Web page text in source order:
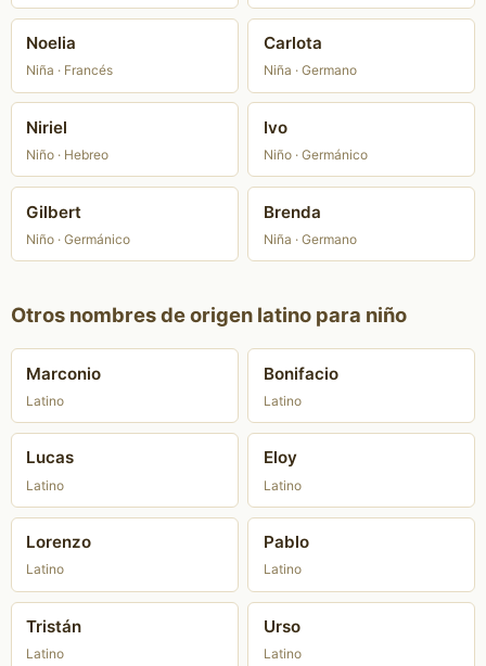
Noelia
Niña · Francés
Carlota
Niña · Germano
Niriel
Niño · Hebreo
Ivo
Niño · Germánico
Gilbert
Niño · Germánico
Brenda
Niña · Germano
Otros nombres de origen latino para niño
Marconio
Latino
Bonifacio
Latino
Lucas
Latino
Eloy
Latino
Lorenzo
Latino
Pablo
Latino
Tristán
Latino
Urso
Latino